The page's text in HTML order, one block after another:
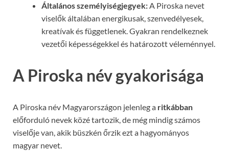
Általános személyiségjegyek:A Piroska nevet
viselők általában energikusak, szenvedélyesek,
kreatívak és függetlenek. Gyakran rendelkeznek
vezetői képességekkel és határozott véleménnyel.
A Piroska név gyakorisága
A Piroska név Magyarországon jelenleg a ritkábban
előforduló nevek közé tartozik, de még mindig számos
viselője van, akik büszkén őrzik ezt a hagyományos
magyar nevet.